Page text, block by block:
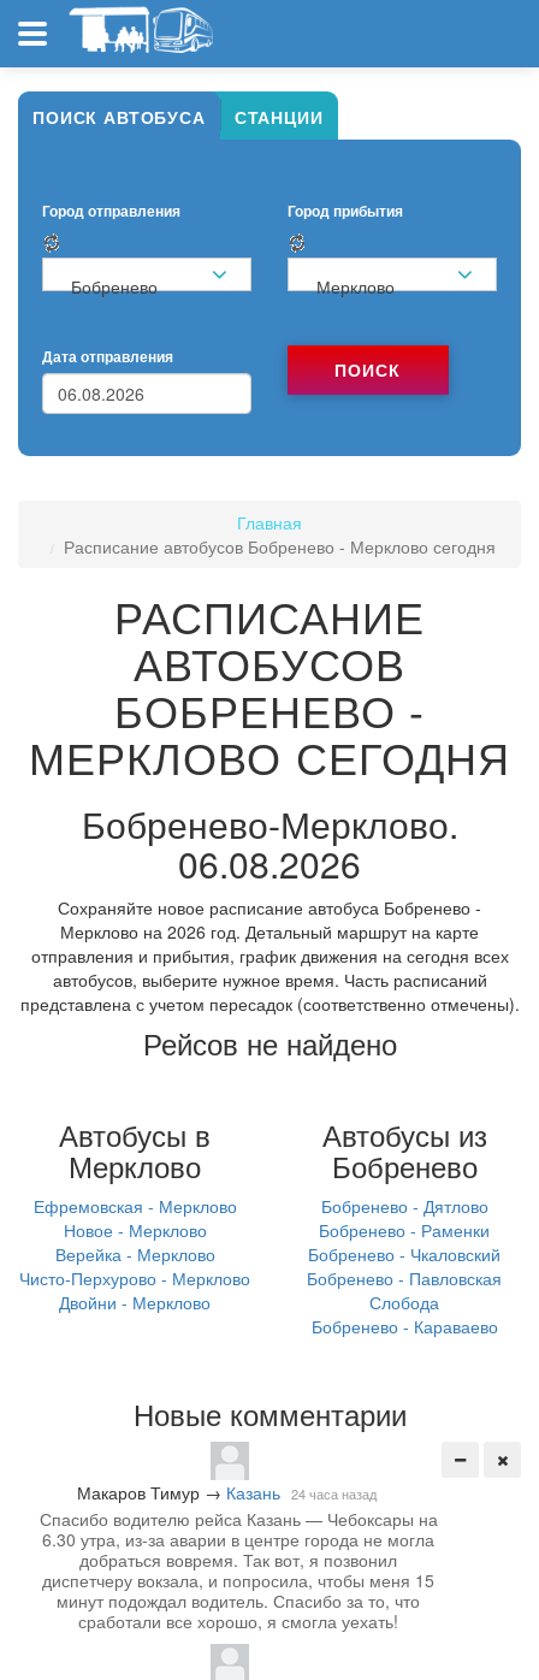
ПОИСК АВТОБУСА СТАНЦИИ
Город отправления
Бобренево
Город прибытия
Мерклово
Дата отправления
ПОИСК
Главная
Расписание автобусов Бобренево - Мерклово сегодня
РАСПИСАНИЕ
АВТОБУСОВ
БОБРЕНЕВО -
МЕРКЛОВО СЕГОДНЯ
Бобренево-Мерклово.
06.08.2026
Сохраняйте новое расписание автобуса Бобренево -
Мерклово на 2026 год. Детальный маршрут на карте
отправления и прибытия, график движения на сегодня всех
автобусов, выберите нужное время. Часть расписаний
представлена с учетом пересадок (соответственно отмечены).
Рейсов не найдено
Автобусы в
Мерклово
Ефремовская - Мерклово
Новое - Мерклово
Верейка - Мерклово
Чисто-Перхурово - Мерклово
Двойни - Мерклово
Автобусы из
Бобренево
Бобренево - Дятлово
Бобренево - Раменки
Бобренево - Чкаловский
Бобренево - Павловская
Слобода
Бобренево - Караваево
Новые комментарии
Макаров Тимур → Казань 24 часа назад
Спасибо водителю рейса Казань — Чебоксары на
6.30 утра, из-за аварии в центре города не могла
добраться вовремя. Так вот, я позвонил
диспетчеру вокзала, и попросила, чтобы меня 15
минут подождал водитель. Спасибо за то, что
сработали все хорошо, я смогла уехать!